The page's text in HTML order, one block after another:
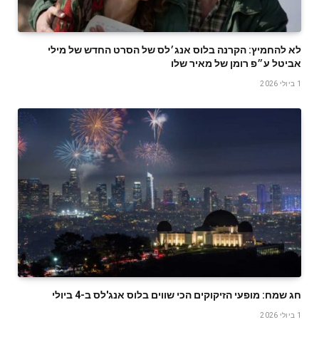
לא להחמיץ: הקרנה בלוס אנג׳לס של הסרט החדש של מילי
אביטל ע״פ רומן של מאיר שלו
1 ביולי 2026
חג שמח: מופעי הזיקוקים הכי שווים בלוס אנג'לס ב-4 ביולי
1 ביולי 2026